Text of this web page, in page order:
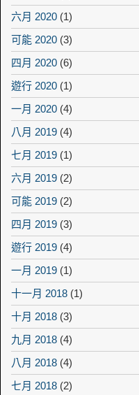
六月 2020 (1)
可能 2020 (3)
四月 2020 (6)
遊行 2020 (1)
一月 2020 (4)
八月 2019 (4)
七月 2019 (1)
六月 2019 (2)
可能 2019 (2)
四月 2019 (3)
遊行 2019 (4)
一月 2019 (1)
十一月 2018 (1)
十月 2018 (3)
九月 2018 (4)
八月 2018 (4)
七月 2018 (2)